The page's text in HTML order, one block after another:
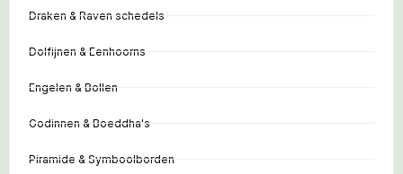
Draken & Raven schedels
Dolfijnen & Eenhoorns
Engelen & Bollen
Godinnen & Boeddha's
Piramide & Symboolborden